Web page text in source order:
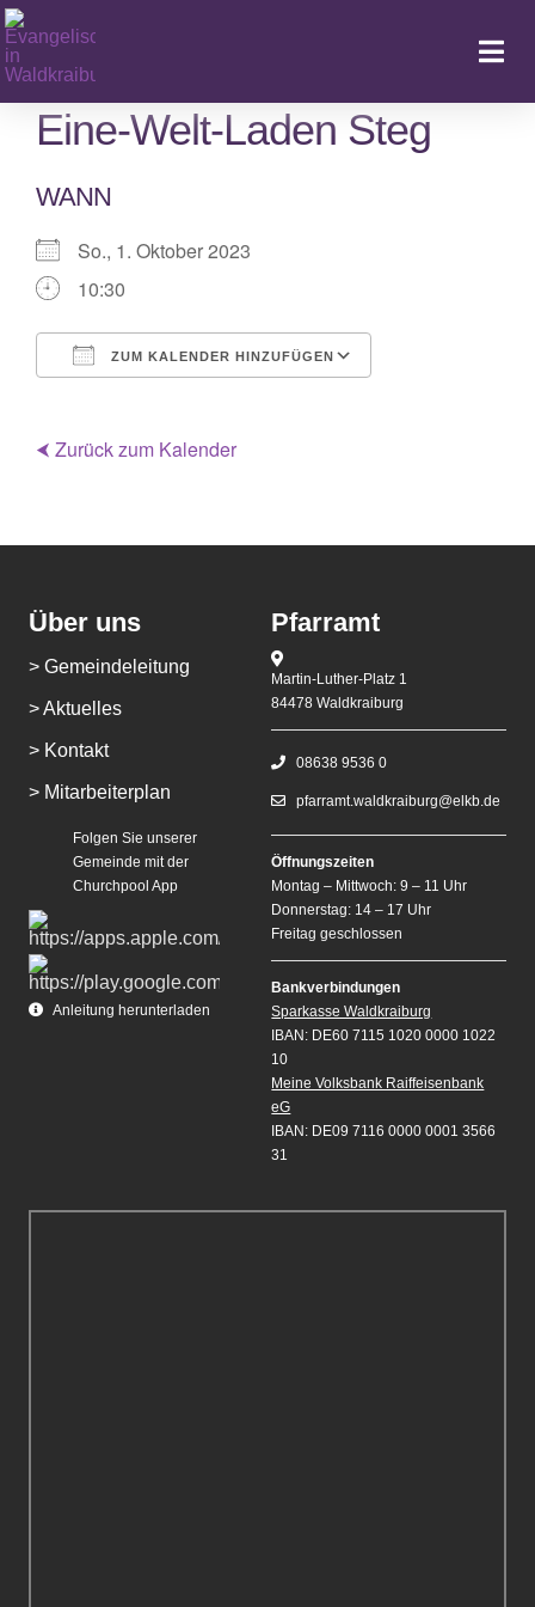
Zum
Inhalt
springen
Eine-Welt-Laden Steg
WANN
So., 1. Oktober 2023
10:30
ZUM KALENDER HINZUFÜGEN
⮜ Zurück zum Kalender
Über uns
> Gemeindeleitung
> Aktuelles
> Kontakt
> Mitarbeiterplan
Folgen Sie unserer
Gemeinde mit der
Churchpool App
Anleitung herunterladen
Pfarramt
Martin-Luther-Platz 1
84478 Waldkraiburg
08638 9536 0
pfarramt.waldkraiburg@elkb.de
Öffnungszeiten
Montag – Mittwoch: 9 – 11 Uhr
Donnerstag: 14 – 17 Uhr
Freitag geschlossen
Bankverbindungen
Sparkasse Waldkraiburg
IBAN: DE60 7115 1020 0000 1022
10
Meine Volksbank Raiffeisenbank
eG
IBAN: DE09 7116 0000 0001 3566
31